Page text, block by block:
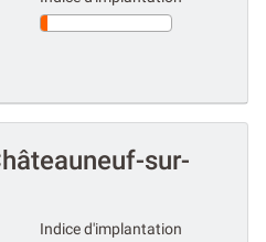
sur-
Indice d'implantation